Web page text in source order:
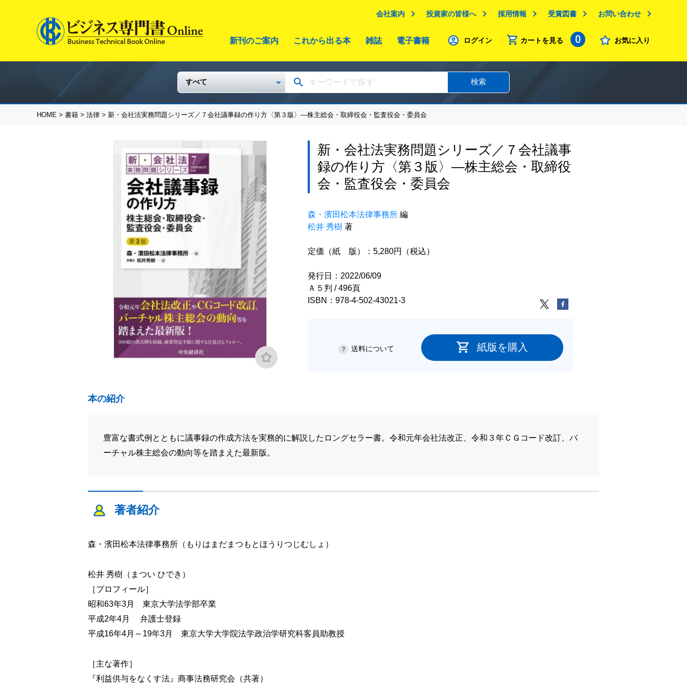
会社案内 投資家の皆様へ 採用情報 受賞図書 お問い合わせ
新刊のご案内 これから出る本 雑誌 電子書籍 ログイン カートを見る 0 お気に入り
検索
HOME > 書籍 > 法律 > 新・会社法実務問題シリーズ／７会社議事録の作り方〈第３版〉―株主総会・取締役会・監査役会・委員会
新・会社法実務問題シリーズ／７会社議事
録の作り方〈第３版〉―株主総会・取締役
会・監査役会・委員会
森・濱田松本法律事務所 編
松井 秀樹 著
定価（紙 版）：5,280円（税込）
発行日：2022/06/09
Ａ５判 / 496頁
ISBN：978-4-502-43021-3
紙版を購入
送料について
本の紹介
豊富な書式例とともに議事録の作成方法を実務的に解説したロングセラー書。令和元年会社法改正、令和３年ＣＧコード改訂、バ
ーチャル株主総会の動向等を踏まえた最新版。
著者紹介
森・濱田松本法律事務所（もりはまだまつもとほうりつじむしょ）
松井 秀樹（まつい ひでき）
［プロフィール］
昭和63年3月 東京大学法学部卒業
平成2年4月 弁護士登録
平成16年4月～19年3月 東京大学大学院法学政治学研究科客員助教授
［主な著作］
『利益供与をなくす法』商事法務研究会（共著）